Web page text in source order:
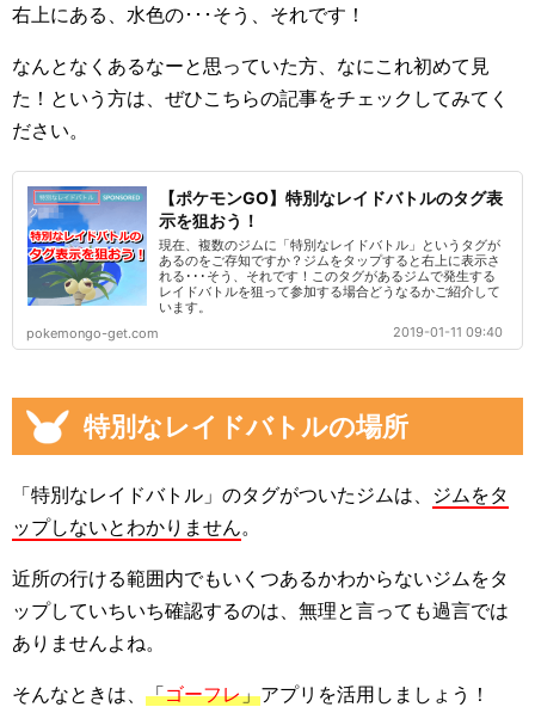
右上にある、水色の･･･そう、それです！
なんとなくあるなーと思っていた方、なにこれ初めて見
た！という方は、ぜひこちらの記事をチェックしてみてく
ださい。
【ポケモンGO】特別なレイドバトルのタグ表
示を狙おう！
現在、複数のジムに「特別なレイドバトル」というタグが
あるのをご存知ですか？ジムをタップすると右上に表示さ
れる･･･そう、それです！このタグがあるジムで発生する
レイドバトルを狙って参加する場合どうなるかご紹介して
います。
pokemongo-get.com
2019-01-11 09:40
特別なレイドバトルの場所
「特別なレイドバトル」のタグがついたジムは、 ジムをタ
ップしないとわかりません。
近所の行ける範囲内でもいくつあるかわからないジムをタ
ップしていちいち確認するのは、無理と言っても過言では
ありませんよね。
そんなときは、 「ゴーフレ」アプリを活用しましょう！